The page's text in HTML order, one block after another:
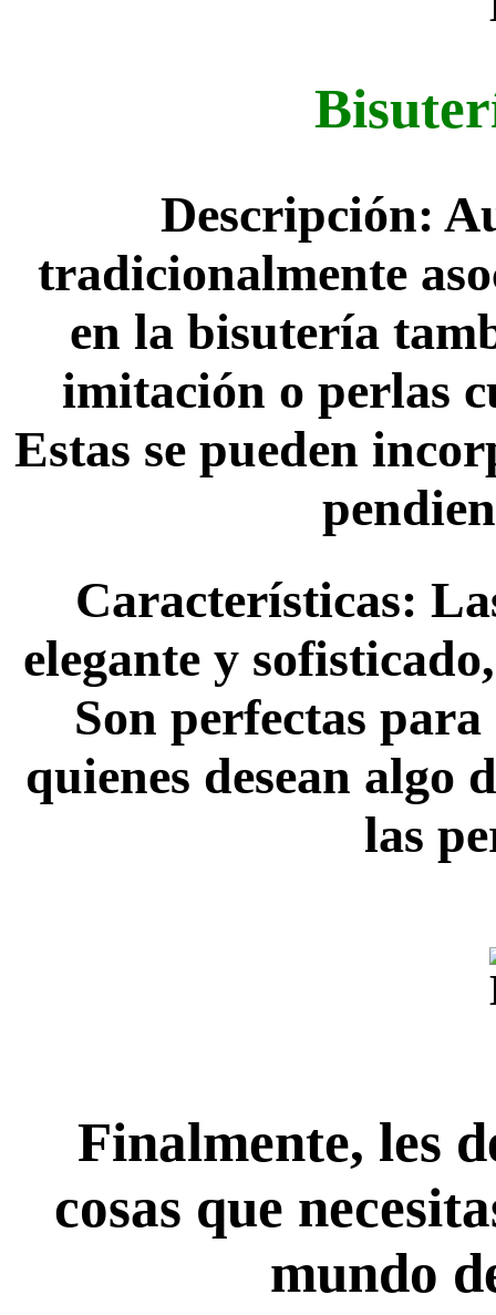
Descripción:
tradicionalmente
en la bisutería
imitación o perlas
Estas se pueden
Características:
elegante y
Son perfectas
quienes desean algo
las
Finalmente, les
cosas que
mundo